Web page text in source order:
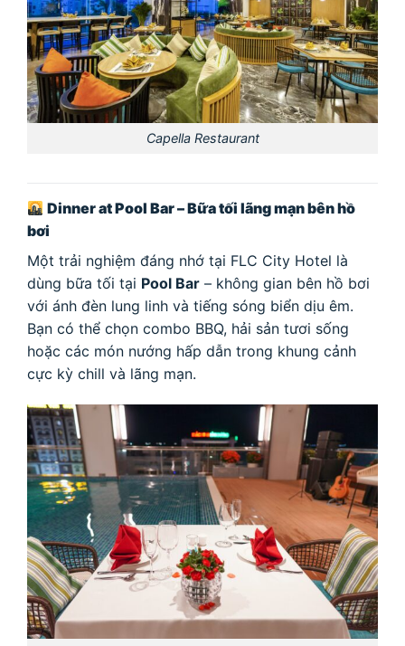
Capella Restaurant
Dinner at Pool Bar – Bữa tối lãng mạn bên hồ
bơi
Một trải nghiệm đáng nhớ tại FLC City Hotel là
dùng bữa tối tại Pool Bar – không gian bên hồ bơi
với ánh đèn lung linh và tiếng sóng biển dịu êm.
Bạn có thể chọn combo BBQ, hải sản tươi sống
hoặc các món nướng hấp dẫn trong khung cảnh
cực kỳ chill và lãng mạn.